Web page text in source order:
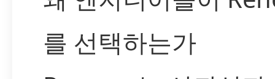
를 선택하는가